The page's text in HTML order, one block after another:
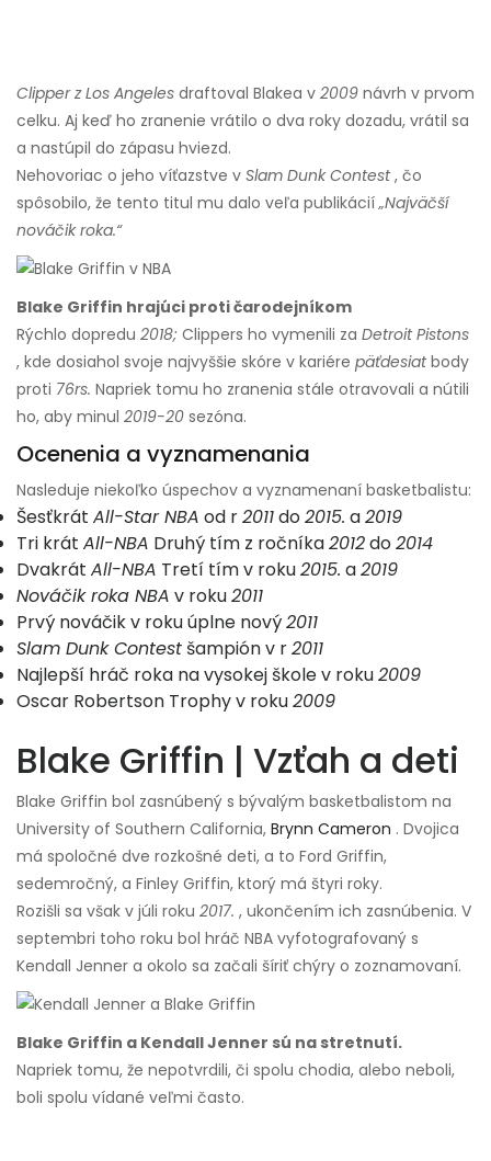
Clipper z Los Angeles draftoval Blakea v 2009 návrh v prvom
celku. Aj keď ho zranenie vrátilo o dva roky dozadu, vrátil sa
a nastúpil do zápasu hviezd.
Nehovoriac o jeho víťazstve v Slam Dunk Contest, čo
spôsobilo, že tento titul mu dalo veľa publikácií„Najväčší
nováčik roka.“
Blake Griffin hrajúci proti čarodejníkom
Rýchlo dopredu 2018; Clippers ho vymenili za Detroit Pistons
, kde dosiahol svoje najvyššie skóre v kariére päťdesiatbody
proti 76rs. Napriek tomu ho zranenia stále otravovali a nútili
ho, aby minul 2019-20 sezóna.
Ocenenia a vyznamenania
Nasleduje niekoľko úspechov a vyznamenaní basketbalistu:
Šesťkrát All-Star NBA od r2011do2015. a2019
Tri krát All-NBA Druhý tím z ročníka2012do2014
Dvakrát All-NBA Tretí tím v roku2015. a2019
Nováčik roka NBA v roku2011
Prvý nováčik v roku úplne nový2011
Slam Dunk Contestšampión v r2011
Najlepší hráč roka na vysokej škole v roku2009
Oscar Robertson Trophy v roku2009
Blake Griffin | Vzťah a deti
Blake Griffin bol zasnúbený s bývalým basketbalistom na
University of Southern California, Brynn Cameron . Dvojica
má spoločné dve rozkošné deti, a to Ford Griffin,
sedemročný, a Finley Griffin, ktorý má štyri roky.
Rozišli sa však v júli roku 2017. , ukončením ich zasnúbenia. V
septembri toho roku bol hráč NBA vyfotografovaný s
Kendall Jenner a okolo sa začali šíriť chýry o zoznamovaní.
Blake Griffin a Kendall Jenner sú na stretnutí.
Napriek tomu, že nepotvrdili, či spolu chodia, alebo neboli,
boli spolu vídané veľmi často.